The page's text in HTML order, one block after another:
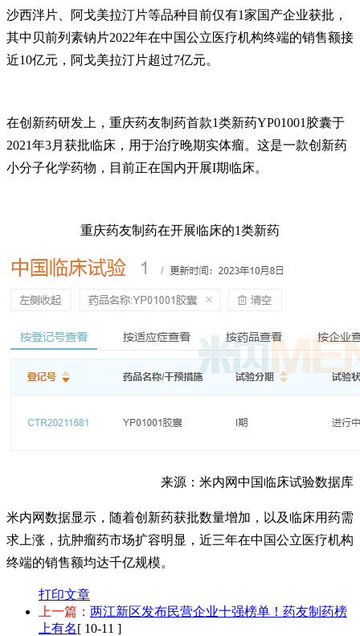
沙西泮片、阿戈美拉汀片等品种目前仅有1家国产企业获批，
其中贝前列素钠片2022年在中国公立医疗机构终端的销售额接
近10亿元，阿戈美拉汀片超过7亿元。
在创新药研发上，重庆药友制药首款1类新药YP01001胶囊于
2021年3月获批临床，用于治疗晚期实体瘤。这是一款创新药
小分子化学药物，目前正在国内开展I期临床。
重庆药友制药在开展临床的1类新药
来源：米内网中国临床试验数据库
米内网数据显示，随着创新药获批数量增加，以及临床用药需
求上涨，抗肿瘤药市场扩容明显，近三年在中国公立医疗机构
终端的销售额均达千亿规模。
打印文章
上一篇： 两江新区发布民营企业十强榜单！药友制药榜
上有名[ 10-11 ]